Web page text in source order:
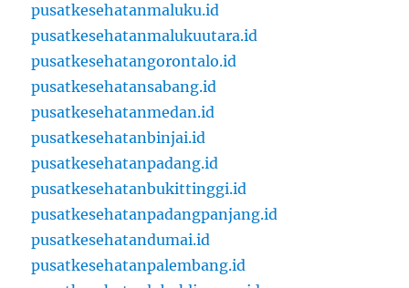
pusatkesehatanmaluku.id
pusatkesehatanmalukuutara.id
pusatkesehatangorontalo.id
pusatkesehatansabang.id
pusatkesehatanmedan.id
pusatkesehatanbinjai.id
pusatkesehatanpadang.id
pusatkesehatanbukittinggi.id
pusatkesehatanpadangpanjang.id
pusatkesehatandumai.id
pusatkesehatanpalembang.id